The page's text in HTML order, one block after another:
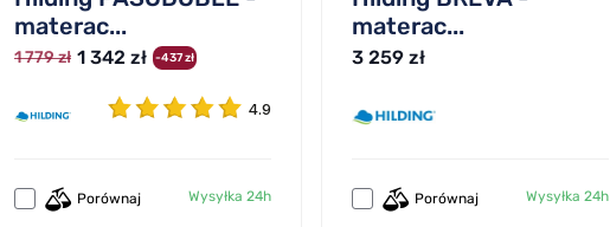
materac...
1 779 zł 1 342 zł -437 zł
4.9
Porównaj Wysyłka 24h
materac...
3 259 zł
Porównaj Wysyłka 24h